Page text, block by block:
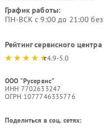
График работы:
ПН-ВСК с 9:00 до 21:00
Рейтинг сервисного центра
4.9-5.0
ООО "Русервис"
ИНН 7702633247
ОГРН 1077746335776
Поделиться в соц. сетях: